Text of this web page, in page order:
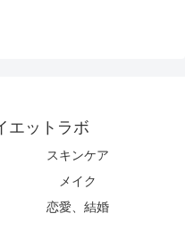
エットラボ
スキンケア
メイク
恋愛、結婚